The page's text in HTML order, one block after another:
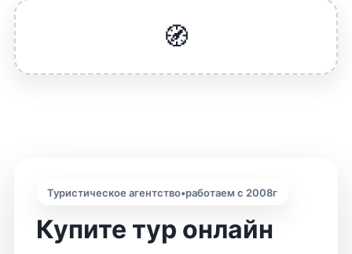
🧭
Туристическое агентство•работаем с 2008г
Купите тур онлайн